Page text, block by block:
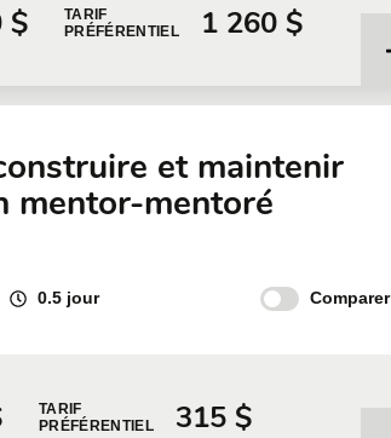
$
TARIF
PRÉFÉRENTIEL
1 260 $
et maintenir
mentor-mentoré
0.5 jour Comparer
TARIF
PRÉFÉRENTIEL
315 $